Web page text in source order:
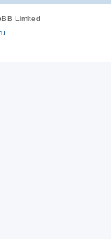
Limited